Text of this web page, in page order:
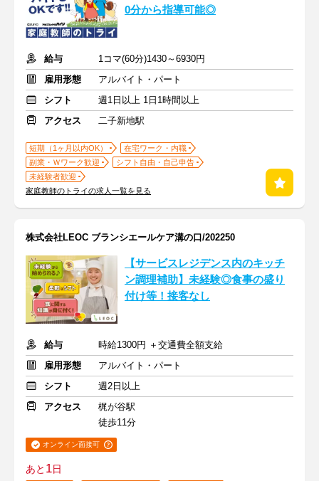
0分から指導可能◎
給与
1コマ(60分)1430～6930円
雇用形態
アルバイト・パート
シフト
週1日以上 1日1時間以上
アクセス
二子新地駅
短期（1ヶ月以内OK）
在宅ワーク・内職
副業・Ｗワーク歓迎
シフト自由・自己申告
未経験者歓迎
家庭教師のトライの求人一覧を見る
株式会社LEOC ブランシエールケア溝の口/202250
【サービスレジデンス内のキッチ
ン調理補助】未経験◎食事の盛り
付け等！接客なし
給与
時給1300円 ＋交通費全額支給
雇用形態
アルバイト・パート
シフト
週2日以上
アクセス
梶が谷駅
徒歩11分
オンライン面接可
あと 1日